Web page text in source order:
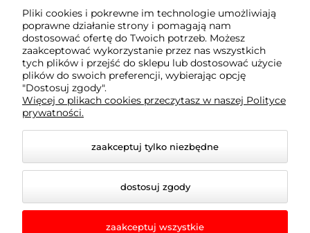
Płatności i dostawa
Informacje
O nas
Pliki cookies i pokrewne im technologie umożliwiają
poprawne działanie strony i pomagają nam
dostosować ofertę do Twoich potrzeb. Możesz
zaakceptować wykorzystanie przez nas wszystkich
tych plików i przejść do sklepu lub dostosować użycie
plików do swoich preferencji, wybierając opcję
"Dostosuj zgody".
Więcej o plikach cookies przeczytasz w naszej Polityce
prywatności.
zaakceptuj tylko niezbędne
dostosuj zgody
zaakceptuj wszystkie